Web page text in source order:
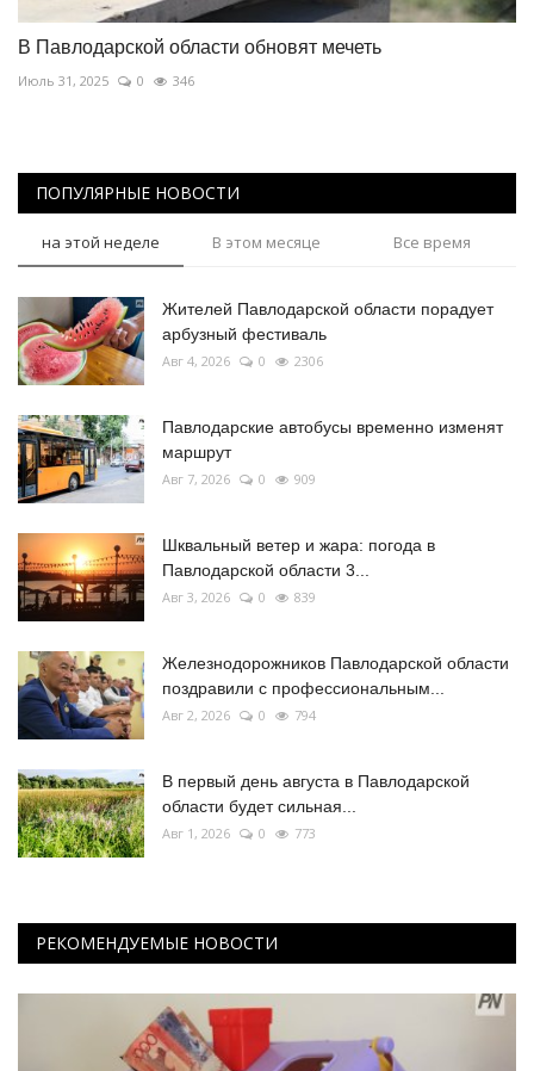
В Павлодарской области обновят мечеть
Июль 31, 2025 0 346
ПОПУЛЯРНЫЕ НОВОСТИ
на этой неделе В этом месяце Все время
Жителей Павлодарской области порадует
арбузный фестиваль
Авг 4, 2026 0 2306
Павлодарские автобусы временно изменят
маршрут
Авг 7, 2026 0 909
Шквальный ветер и жара: погода в
Павлодарской области 3...
Авг 3, 2026 0 839
Железнодорожников Павлодарской области
поздравили с профессиональным...
Авг 2, 2026 0 794
В первый день августа в Павлодарской
области будет сильная...
Авг 1, 2026 0 773
РЕКОМЕНДУЕМЫЕ НОВОСТИ